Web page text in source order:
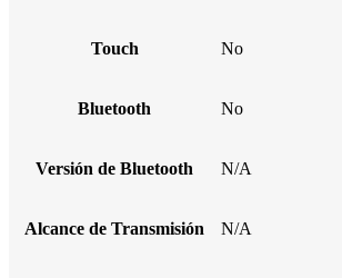
Touch No
Bluetooth No
Versión de Bluetooth N/A
Alcance de Transmisión N/A